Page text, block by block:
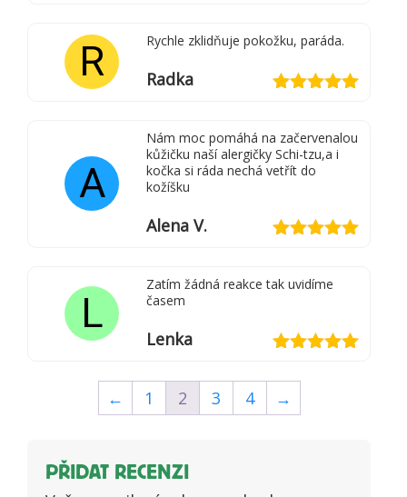
R Rychle zklidňuje pokožku, paráda.
Radka
A
Nám moc pomáhá na začervenalou
kůžičku naší alergičky Schi-tzu,a i
kočka si ráda nechá vetřít do
kožíšku
Alena V.
L
Zatím žádná reakce tak uvidíme
časem
z 5
Lenka
← 1 2 3 4 →
PŘIDAT RECENZI